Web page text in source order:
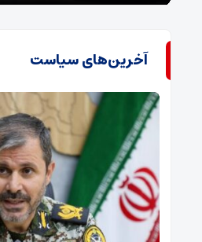
آخرین‌های سیاست